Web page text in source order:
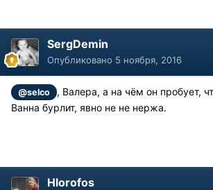
SergDemin
Опубликовано 5 ноября, 2016
@selco
, Валера, а на чём он пробует,
Ванна бурлит, явно не не нержа.
Hlorofos